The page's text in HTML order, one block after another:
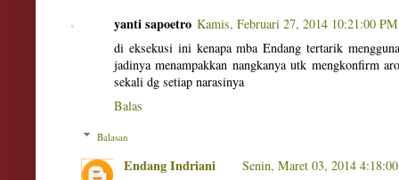
yanti sapoetro Kamis, Februari 27, 2014 10:21:00 PM
di eksekusi ini kenapa mba Endang tertarik
jadinya menampakkan nangkanya utk mengkonfirm
sekali dg setiap narasinya
Balas
Balasan
Endang Indriani
Senin, Maret 03, 2014